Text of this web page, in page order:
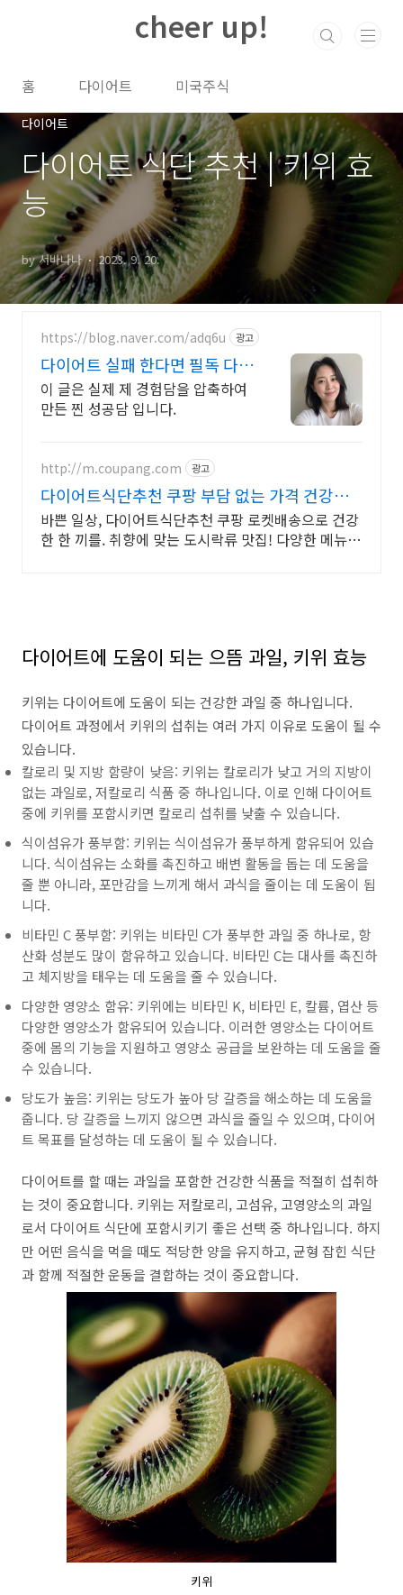
cheer up!
홈 다이어트 미국주식
다이어트
다이어트 식단 추천 | 키위 효
능
by 서바나나 2023. 9. 20.
https://blog.naver.com/adq6u 광고
다이어트 실패 한다면 필독 다이
어터 김아연
이 글은 실제 제 경험담을 압축하여
만든 찐 성공담 입니다.
http://m.coupang.com 광고
다이어트식단추천 쿠팡 부담 없는 가격 건강한
식사
바쁜 일상, 다이어트식단추천 쿠팡 로켓배송으로 건강
한 한 끼를. 취향에 맞는 도시락류 맛집! 다양한 메뉴로
다이어트에 도움이 되는 으뜸 과일, 키위 효능
키위는 다이어트에 도움이 되는 건강한 과일 중 하나입니다.
다이어트 과정에서 키위의 섭취는 여러 가지 이유로 도움이 될 수
있습니다.
칼로리 및 지방 함량이 낮음: 키위는 칼로리가 낮고 거의 지방이
없는 과일로, 저칼로리 식품 중 하나입니다. 이로 인해 다이어트
중에 키위를 포함시키면 칼로리 섭취를 낮출 수 있습니다.
식이섬유가 풍부함: 키위는 식이섬유가 풍부하게 함유되어 있습
니다. 식이섬유는 소화를 촉진하고 배변 활동을 돕는 데 도움을
줄 뿐 아니라, 포만감을 느끼게 해서 과식을 줄이는 데 도움이 됩
니다.
비타민 C 풍부함: 키위는 비타민 C가 풍부한 과일 중 하나로, 항
산화 성분도 많이 함유하고 있습니다. 비타민 C는 대사를 촉진하
고 체지방을 태우는 데 도움을 줄 수 있습니다.
다양한 영양소 함유: 키위에는 비타민 K, 비타민 E, 칼륨, 엽산 등
다양한 영양소가 함유되어 있습니다. 이러한 영양소는 다이어트
중에 몸의 기능을 지원하고 영양소 공급을 보완하는 데 도움을 줄
수 있습니다.
당도가 높음: 키위는 당도가 높아 당 갈증을 해소하는 데 도움을
줍니다. 당 갈증을 느끼지 않으면 과식을 줄일 수 있으며, 다이어
트 목표를 달성하는 데 도움이 될 수 있습니다.
다이어트를 할 때는 과일을 포함한 건강한 식품을 적절히 섭취하
는 것이 중요합니다. 키위는 저칼로리, 고섬유, 고영양소의 과일
로서 다이어트 식단에 포함시키기 좋은 선택 중 하나입니다. 하지
만 어떤 음식을 먹을 때도 적당한 양을 유지하고, 균형 잡힌 식단
과 함께 적절한 운동을 결합하는 것이 중요합니다.
키위